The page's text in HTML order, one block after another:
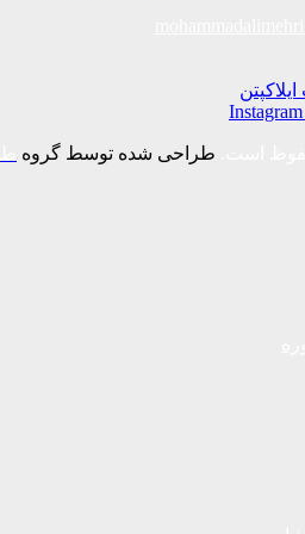
Instagram
طراحی شده توسط گروه